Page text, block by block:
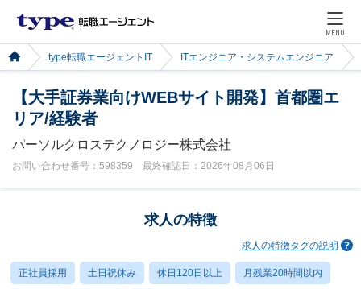
MENU
type転職エージェントIT ITエンジニア・システムエンジニア
【大手証券業向けWEBサイト開発】首都圏エ
リア/経験者
パーソルクロステクノロジー株式会社
お問い合わせ番号：598359 最終確認日：2026年08月06日
求人の特徴
求人の特徴タグの説明
正社員採用 土日祝休み 休日120日以上 月残業20時間以内